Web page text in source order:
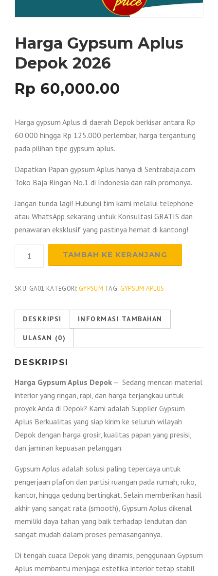
Harga Gypsum Aplus
Depok 2026
Rp 60,000.00
Harga gypsum Aplus di daerah Depok berkisar antara Rp
60.000 hingga Rp 125.000 perlembar, harga tergantung
pada pilihan tipe gypsum aplus.
Dapatkan Papan gypsum Aplus hanya di Sentrabaja.com
Toko Baja Ringan No.1 di Indonesia dan raih promonya.
Jangan tunda lagi! Hubungi tim kami melalui telephone
atau WhatsApp sekarang untuk Konsultasi GRATIS dan
penawaran eksklusif yang pastinya hemat di kantong!
Aplus
2026
TAMBAH KE KERANJANG
SKU: GA01 KATEGORI:GYPSUM TAG: GYPSUM APLUS
DESKRIPSI INFORMASI TAMBAHAN
ULASAN (0)
DESKRIPSI
Harga Gypsum Aplus Depok – Sedang mencari material
interior yang ringan, rapi, dan harga terjangkau untuk
proyek Anda di Depok? Kami adalah Supplier Gypsum
Aplus Berkualitas yang siap kirim ke seluruh wilayah
Depok dengan harga grosir, kualitas papan yang presisi,
dan jaminan kepuasan pelanggan.
Gypsum Aplus adalah solusi paling tepercaya untuk
pengerjaan plafon dan partisi ruangan pada rumah, ruko,
kantor, hingga gedung bertingkat. Selain memberikan hasil
akhir yang sangat rata (smooth), Gypsum Aplus dikenal
memiliki daya tahan yang baik terhadap lendutan dan
sangat mudah dalam proses pemasangannya.
Di tengah cuaca Depok yang dinamis, penggunaan Gypsum
Aplus membantu menjaga estetika interior tetap stabil